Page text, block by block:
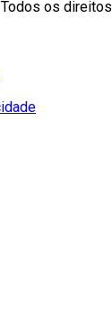
os